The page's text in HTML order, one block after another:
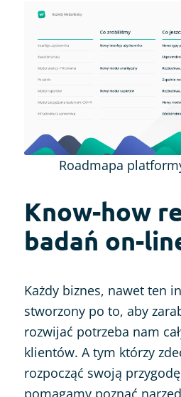
Roadmapa
Know-how
badań on-
Każdy biznes, nawet ten
stworzony po to, aby
rozwijać potrzeba nam
klientów. A tym którzy
rozpocząć swoją
pomagamy poznać